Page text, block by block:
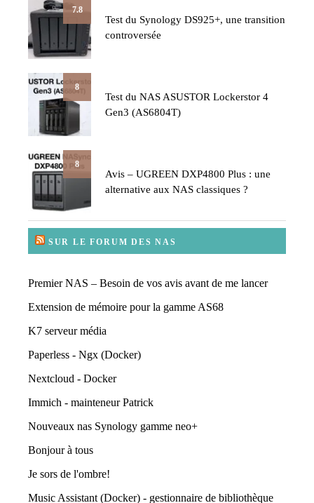
7.8
Test du Synology DS925+, une transition
controversée
8
Test du NAS ASUSTOR Lockerstor 4
Gen3 (AS6804T)
8
Avis – UGREEN DXP4800 Plus : une
alternative aux NAS classiques ?
SUR LE FORUM DES NAS
Premier NAS – Besoin de vos avis avant de me lancer
Extension de mémoire pour la gamme AS68
K7 serveur média
Paperless - Ngx (Docker)
Nextcloud - Docker
Immich - mainteneur Patrick
Nouveaux nas Synology gamme neo+
Bonjour à tous
Je sors de l'ombre!
Music Assistant (Docker) - gestionnaire de bibliothèque